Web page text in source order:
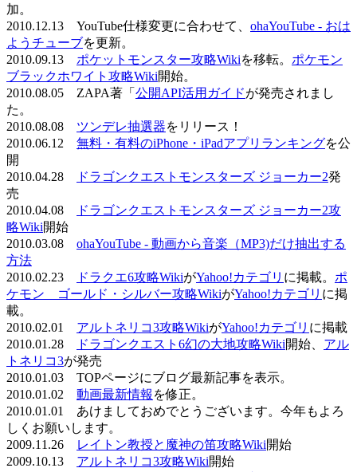
加。
2010.12.13 YouTube仕様変更に合わせて、 ohaYouTube - おは
ようチューブを更新。
2010.09.13 ポケットモンスター攻略Wikiを移転。 ポケモン
ブラックホワイト攻略Wiki開始。
2010.08.05 ZAPA著「 公開API活用ガイドが発売されまし
た。
2010.08.08 ツンデレ抽選器をリリース！
2010.06.12 無料・有料のiPhone・iPadアプリランキングを公
開
2010.04.28
ドラゴンクエストモンスターズ ジョーカー2発
売
2010.04.08
ドラゴンクエストモンスターズ ジョーカー2攻
略Wiki開始
2010.03.08 ohaYouTube - 動画から音楽（MP3)だけ抽出する
方法
2010.02.23
ドラクエ6攻略WikiがYahoo!カテゴリ に掲載。 ポ
ケモン ゴールド・シルバー攻略WikiがYahoo!カテゴリ に掲
載。
2010.02.01 アルトネリコ3攻略WikiがYahoo!カテゴリ に掲載
2010.01.28
ドラゴンクエスト6幻の大地攻略Wiki開始、 アル
トネリコ3が発売
2010.01.03 TOPページにブログ最新記事を表示。
2010.01.02 動画最新情報 を修正。
2010.01.01 あけましておめでとうございます。今年もよろ
しくお願いします。
2009.11.26
レイトン教授と魔神の笛攻略Wiki開始
2009.10.13 アルトネリコ3攻略Wiki開始